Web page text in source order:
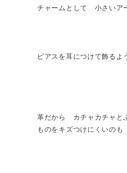
チャームとして 小さいア
ピアスを耳につけて飾る
革だから カチャカチャと
ものをキズつけにくいの